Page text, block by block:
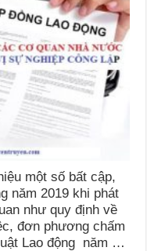
một số bất cập,
năm 2019 khi phát
như quy định về
đơn phương chấm
Lao động năm …